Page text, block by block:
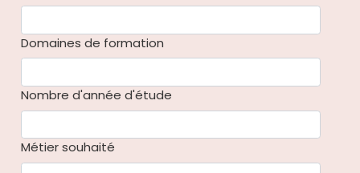
Domaines de formation
Nombre d'année d'étude
Métier souhaité